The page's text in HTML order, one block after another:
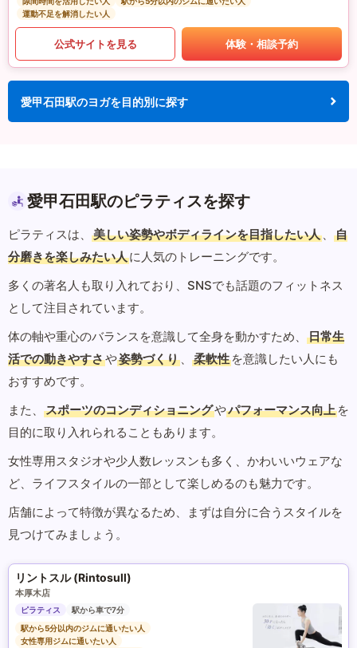
運動不足を解消したい人
公式サイトを見る 体験・相談予約
愛甲石田駅のヨガを目的別に探す
愛甲石田駅のピラティスを探す
ピラティスは、 美しい姿勢やボディラインを目指したい人 、
自
分磨きを楽しみたい人に人気のトレーニングです。
多くの著名人も取り入れており、SNSでも話題のフィットネス
として注目されています。
体の軸や重心のバランスを意識して全身を動かすため、
日常生
活での動きやすさや姿勢づくり 、 柔軟性 を意識したい人にも
おすすめです。
また、
スポーツのコンディショニングやパフォーマンス向上 を
目的に取り入れられることもあります。
女性専用スタジオや少人数レッスンも多く、かわいいウェアな
ど、ライフスタイルの一部として楽しめるのも魅力です。
店舗によって特徴が異なるため、まずは自分に合うスタイルを
見つけてみましょう。
リントスル (Rintosull)
本厚木店
ピラティス
駅から車で7分
駅から5分以内のジムに通いたい人
女性専用ジムに通いたい人